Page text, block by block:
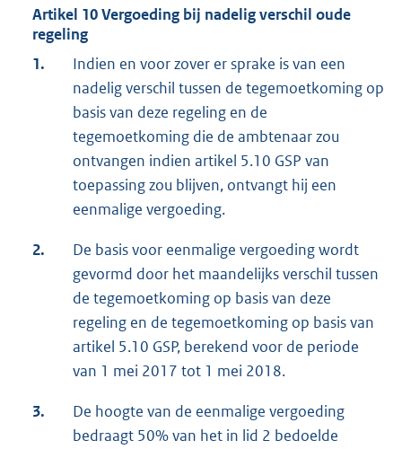
Artikel 10 Vergoeding bij nadelig verschil oude
regeling
1.
Indien en voor zover er sprake is van een
nadelig verschil tussen de tegemoetkoming op
basis van deze regeling en de
tegemoetkoming die de ambtenaar zou
ontvangen indien artikel 5.10 GSP van
toepassing zou blijven, ontvangt hij een
eenmalige vergoeding.
2.
De basis voor eenmalige vergoeding wordt
gevormd door het maandelijks verschil tussen
de tegemoetkoming op basis van deze
regeling en de tegemoetkoming op basis van
artikel 5.10 GSP, berekend voor de periode
van 1 mei 2017 tot 1 mei 2018.
3.
De hoogte van de eenmalige vergoeding
bedraagt 50% van het in lid 2 bedoelde